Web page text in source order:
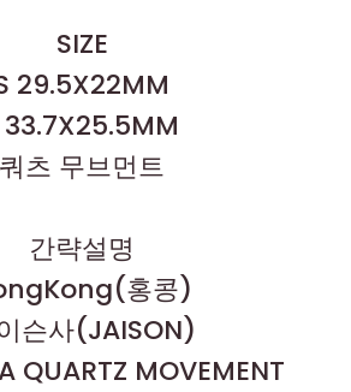
SIZE
29.5X22MM
33.7X25.5MM
쿼츠 무브먼트
간략설명
홍콩)
슨사(JAISON)
QUARTZ MOVEMENT